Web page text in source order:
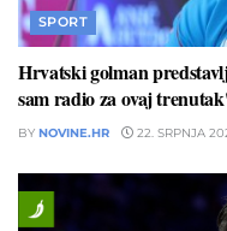
SPORT
Hrvatski golman
sam radio za ovaj
BY NOVINE.HR 22. SRPNJA